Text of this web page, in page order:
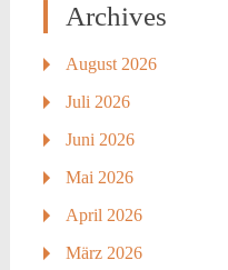
Archives
August 2026
Juli 2026
Juni 2026
Mai 2026
April 2026
März 2026